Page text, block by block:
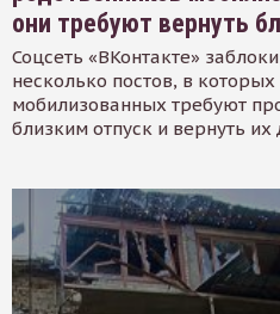
они требуют вернуть
Соцсеть «ВКонтакте»
несколько постов, в
мобилизованных требуют
близким отпуск и вернуть